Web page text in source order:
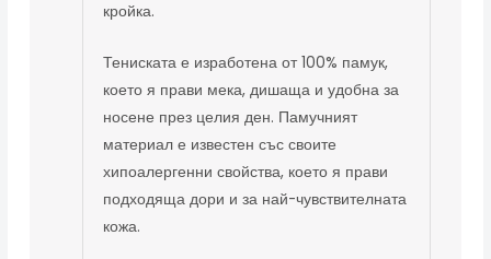
кройка.
Тениската е изработена от 100% памук,
което я прави мека, дишаща и удобна за
носене през целия ден. Памучният
материал е известен със своите
хипоалергенни свойства, което я прави
подходяща дори и за най-чувствителната
кожа.